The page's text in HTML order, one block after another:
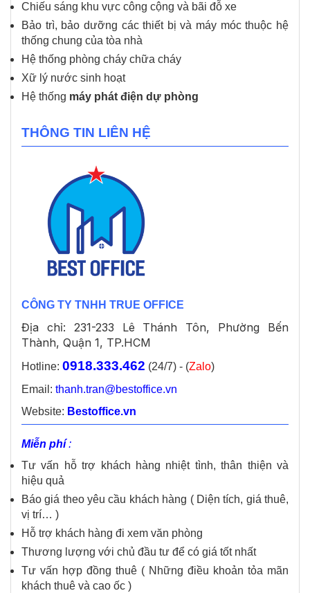
Chiếu sáng khu vực công cộng và bãi đỗ xe
Bảo trì, bảo dưỡng các thiết bị và máy móc thuộc hệ
thống chung của tòa nhà
Hệ thống phòng cháy chữa cháy
Xữ lý nước sinh hoạt
Hệ thống máy phát điện dự phòng
THÔNG TIN LIÊN HỆ
CÔNG TY TNHH TRUE OFFICE
Địa chỉ: 231-233 Lê Thánh Tôn, Phường Bến
Thành, Quận 1, TP.HCM
Hotline: 0918.333.462 (24/7) - (Zalo)
Email: thanh.tran@bestoffice.vn
Website: Bestoffice.vn
Miễn phí:
Tư vấn hỗ trợ khách hàng nhiệt tình, thân thiện và
hiệu quả
Báo giá theo yêu cầu khách hàng ( Diện tích, giá thuê,
vị trí… )
Hỗ trợ khách hàng đi xem văn phòng
Thương lượng với chủ đầu tư để có giá tốt nhất
Tư vấn hợp đồng thuê ( Những điều khoản tỏa mãn
khách thuê và cao ốc )